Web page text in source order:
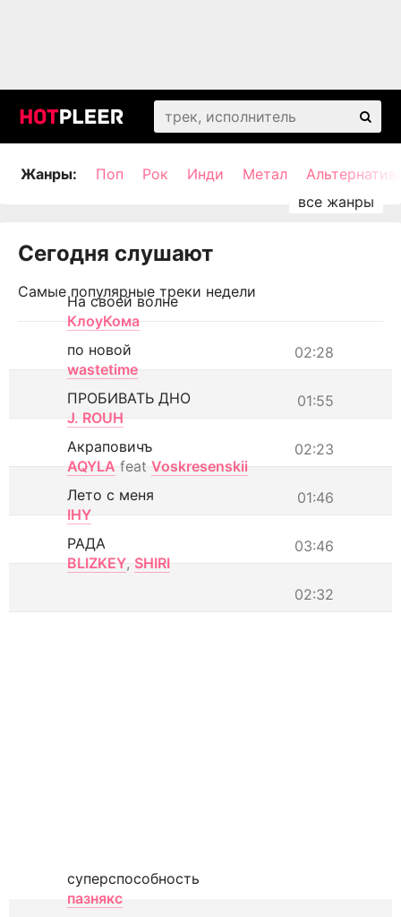
Жанры: Поп Рок Инди Метал
Сегодня слушают
Самые популярные треки недели
На своей волне
КлоуКома
02:28
по новой
wastetime
01:55
ПРОБИВАТЬ ДНО
J. ROUH
02:23
Акраповичъ
AQYLA feat Voskresenskii
01:46
Лето с меня
IHY
03:46
РАДА
BLIZKEY, SHIRI
02:32
суперспособность
пазнякс